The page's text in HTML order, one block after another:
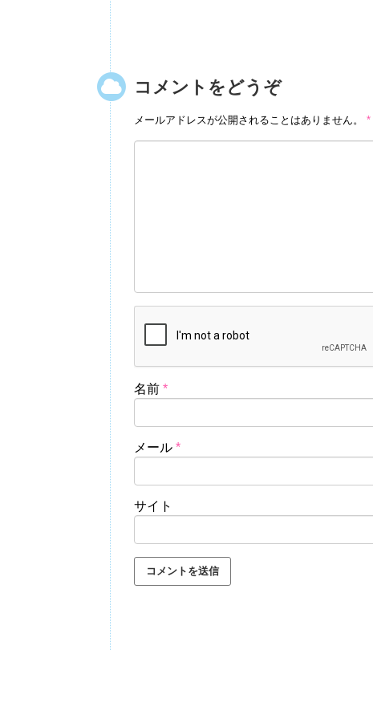
コメントをどうぞ
メールアドレスが公開されることはありません。 *
名前 *
メール *
サイト